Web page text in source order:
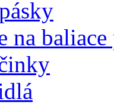
na baliace